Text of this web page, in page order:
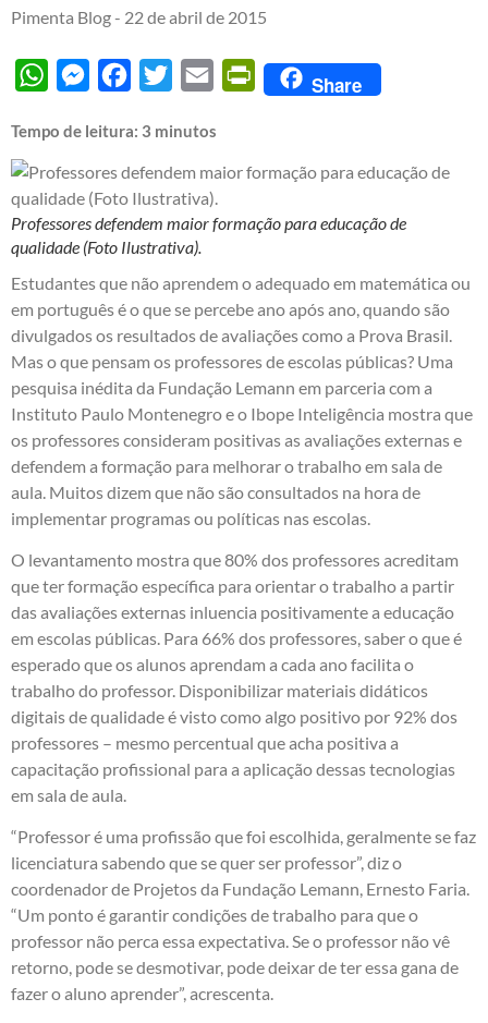
Pimenta Blog - 22 de abril de 2015
WhatsAppMessengerFacebook
Twitter Email PrintFriendly
Share
Tempo de leitura: 3 minutos
Professores defendem maior formação para educação de
qualidade (Foto Ilustrativa).
Estudantes que não aprendem o adequado em matemática ou
em português é o que se percebe ano após ano, quando são
divulgados os resultados de avaliações como a Prova Brasil
Mas o que pensam os professores de escolas públicas? Uma
pesquisa inédita da Fundação Lemann em parceria com a
Instituto Paulo Montenegro e o Ibope Inteligência mostra que
os professores consideram positivas as avaliações externas e
defendem a formação para melhorar o trabalho em sala de
aula. Muitos dizem que não são consultados na hora de
implementar programas ou políticas nas escolas.
O levantamento mostra que 80% dos professores acreditam
que ter formação específica para orientar o trabalho a partir
das avaliações externas inluencia positivamente a educação
em escolas públicas. Para 66% dos professores, saber o que é
esperado que os alunos aprendam a cada ano facilita o
trabalho do professor. Disponibilizar materiais didáticos
digitais de qualidade é visto como algo positivo por 92% dos
professores – mesmo percentual que acha positiva a
capacitação profissional para a aplicação dessas tecnologias
em sala de aula.
“Professor é uma profissão que foi escolhida, geralmente se faz
licenciatura sabendo que se quer ser professor”, diz o
coordenador de Projetos da Fundação Lemann, Ernesto Faria.
“Um ponto é garantir condições de trabalho para que o
professor não perca essa expectativa. Se o professor não vê
retorno, pode se desmotivar, pode deixar de ter essa gana de
fazer o aluno aprender”, acrescenta.